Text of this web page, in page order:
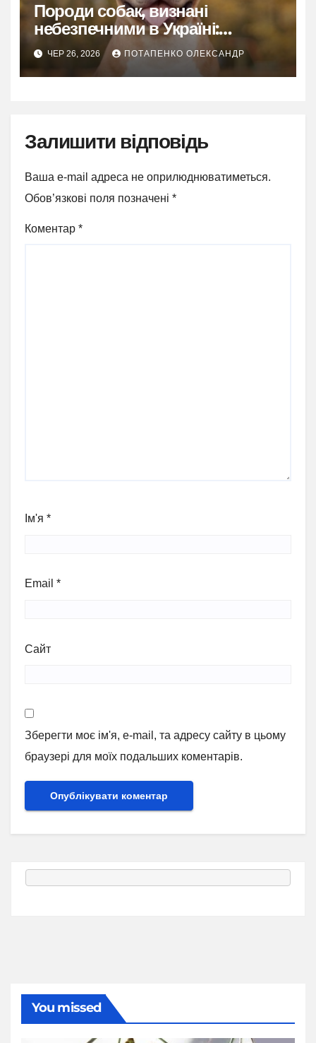
Породи собак, визнані
небезпечними в Україні:
детальний розбір правил
утримання, вигулу та
відповідальності у 2026 році
ЧЕР 26, 2026 ПОТАПЕНКО ОЛЕКСАНДР
Залишити відповідь
Ваша e-mail адреса не оприлюднюватиметься.
Обов’язкові поля позначені *
Коментар *
Ім'я *
Email *
Сайт
Зберегти моє ім'я, e-mail, та адресу сайту в цьому
браузері для моїх подальших коментарів.
You missed